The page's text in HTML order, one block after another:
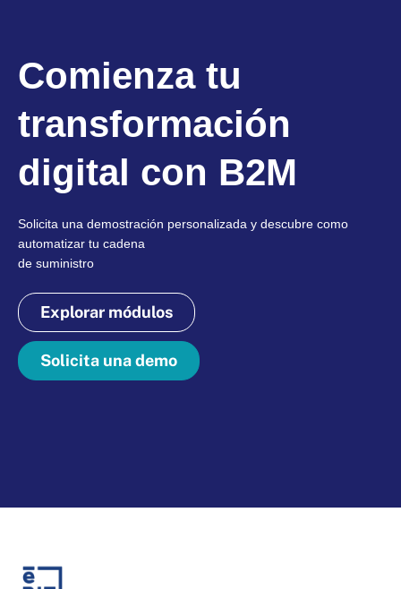
Comienza tu
transformación
digital con B2M
Solicita una demostración personalizada y descubre como
automatizar tu cadena
de suministro
Explorar módulos
Solicita una demo